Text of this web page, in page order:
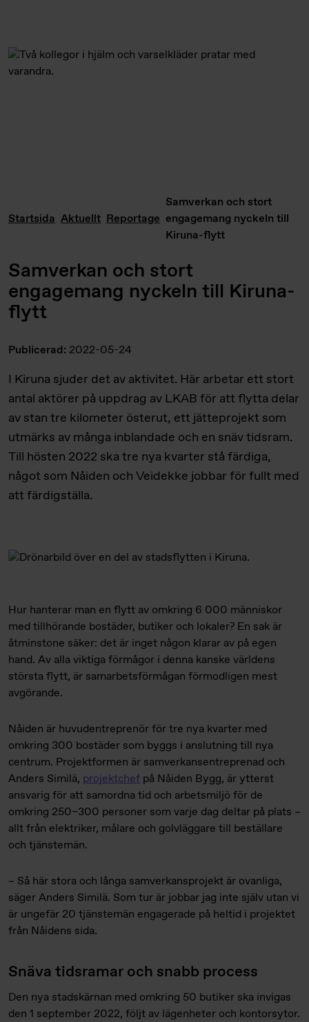
Startsida Aktuellt Reportage
Samverkan och stort
engagemang nyckeln till
Kiruna-flytt
Samverkan och stort
engagemang nyckeln till Kiruna-
flytt
Publicerad: 2022-05-24
I Kiruna sjuder det av aktivitet. Här arbetar ett stort
antal aktörer på uppdrag av LKAB för att flytta delar
av stan tre kilometer österut, ett jätteprojekt som
utmärks av många inblandade och en snäv tidsram.
Till hösten 2022 ska tre nya kvarter stå färdiga,
något som Nåiden och Veidekke jobbar för fullt med
att färdigställa.
Hur hanterar man en flytt av omkring 6 000 människor
med tillhörande bostäder, butiker och lokaler? En sak är
åtminstone säker: det är inget någon klarar av på egen
hand. Av alla viktiga förmågor i denna kanske världens
största flytt, är samarbetsförmågan förmodligen mest
avgörande.
Nåiden är huvudentreprenör för tre nya kvarter med
omkring 300 bostäder som byggs i anslutning till nya
centrum. Projektformen är samverkansentreprenad och
Anders Similä, projektchef på Nåiden Bygg, är ytterst
ansvarig för att samordna tid och arbetsmiljö för de
omkring 250–300 personer som varje dag deltar på plats –
allt från elektriker, målare och golvläggare till beställare
och tjänstemän.
– Så här stora och långa samverkansprojekt är ovanliga,
säger Anders Similä. Som tur är jobbar jag inte själv utan vi
är ungefär 20 tjänstemän engagerade på heltid i projektet
från Nåidens sida.
Snäva tidsramar och snabb process
Den nya stadskärnan med omkring 50 butiker ska invigas
den 1 september 2022, följt av lägenheter och kontorsytor.